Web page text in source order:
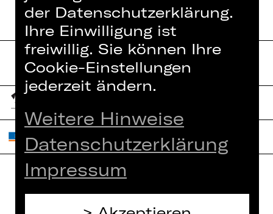
Home
Jobs
der Datenschutzerklärung.
Ihre Einwilligung ist
freiwillig. Sie können Ihre
Cookie-Einstellungen
jederzeit ändern.
Weitere Hinweise
Datenschutzerklärung
Impressum